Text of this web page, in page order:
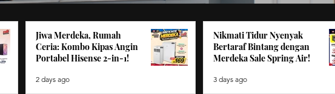
Dengan
Clearance Sale Keningau:
Pakej Kombo Telefon Pintar
Jiwa Merdeka, Rumah
Ceria: Kombo Kipas Angin
Portabel Hisense 2-in-1!
2 days ago
Nikmati Tidur Nyenyak
Bertaraf Bintang dengan
Merdeka Sale Spring Air!
3 days ago